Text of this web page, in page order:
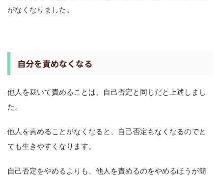
がなくなりました。
自分を責めなくなる
他人を裁いて責めることは、自己否定と同じだと上述しまし
た。
他人を責めることがなくなると、自己否定もなくなるのでと
ても生きやすくなります。
自己否定をやめるよりも、他人を責めるのをやめるほうが簡